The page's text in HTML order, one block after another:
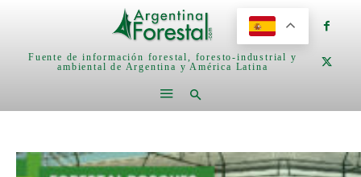
Fuente de información forestal, foresto-industrial y
ambiental de Argentina y América Latina